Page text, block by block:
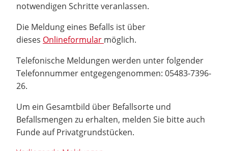
notwendigen Schritte veranlassen.
Die Meldung eines Befalls ist über
dieses Onlineformular möglich.
Telefonische Meldungen werden unter folgender
Telefonnummer entgegengenommen: 05483-7396-
26.
Um ein Gesamtbild über Befallsorte und
Befallsmengen zu erhalten, melden Sie bitte auch
Funde auf Privatgrundstücken.